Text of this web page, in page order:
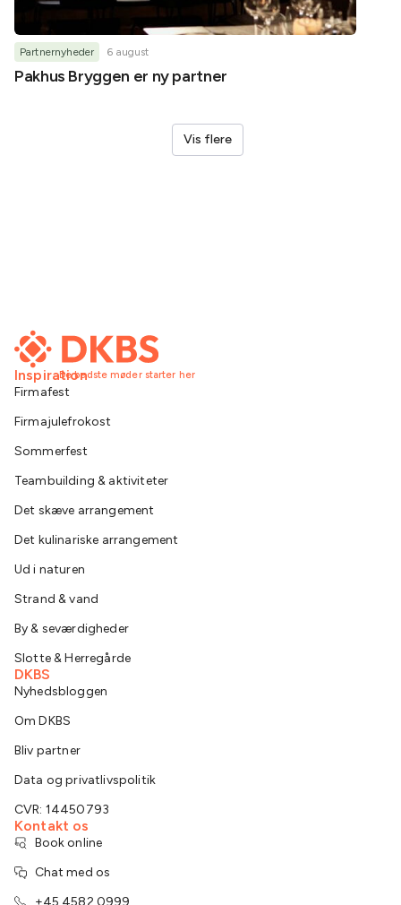
Partnernyheder 6 august
Pakhus Bryggen er ny partner
Vis flere
De bedste møder starter her
Inspiration
Firmafest
Firmajulefrokost
Sommerfest
Teambuilding & aktiviteter
Det skæve arrangement
Det kulinariske arrangement
Ud i naturen
Strand & vand
By & seværdigheder
Slotte & Herregårde
DKBS
Nyhedsbloggen
Om DKBS
Bliv partner
Data og privatlivspolitik
CVR: 14450793
Kontakt os
Book online
Chat med os
+45 4582 0999